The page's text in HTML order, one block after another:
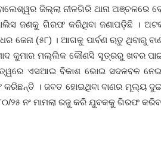
ଜିଲ୍ଲା ନୀଳଗିରି ଥାନା
ଜଣକୁ ଗିରଫ କରିଥିବା ଜଣାପଡ଼ିଛି ।
ଜେନା (୫୮) । ଆଗକୁ ପାର୍ବଣ ଋତୁ
କୁମାର ମଲ୍ଲିକ କୌଣସି ସୂତ୍ରରୁ ଖବର
ଏସଆଇ ବିକାଶ ଭୋଇ ସଦଳବଳ
। ଜବତ ହୋଇଥିବା ବାଣର ମୂଲ୍ୟ
୨୫ ନଂ ମାମଲା ରଜୁ କରି ଯୁବକକୁ ଗିରଫ